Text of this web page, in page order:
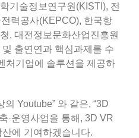
기술정보연구원(KISTI), 전
력공사(KEPCO), 한국항
, 대전정보문화산업진흥원
출연연과 핵심과제를 수
처기업에 솔루션을 제공하
의 Youtube” 와 같은, “3D
·운영사업을 통해, 3D VR
에 기여하겠습니다.